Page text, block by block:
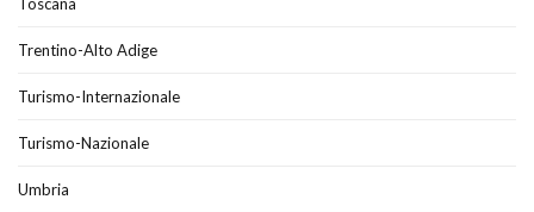
Trentino-Alto Adige
Turismo-Internazionale
Turismo-Nazionale
Umbria